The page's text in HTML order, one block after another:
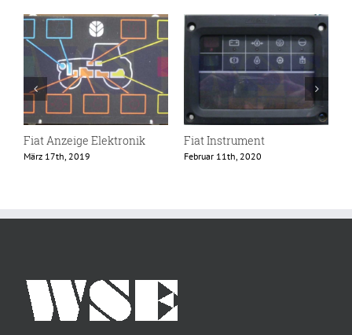
Fiat Anzeige Elektronik
März 17th, 2019
Fiat Instrument
Februar 11th, 2020